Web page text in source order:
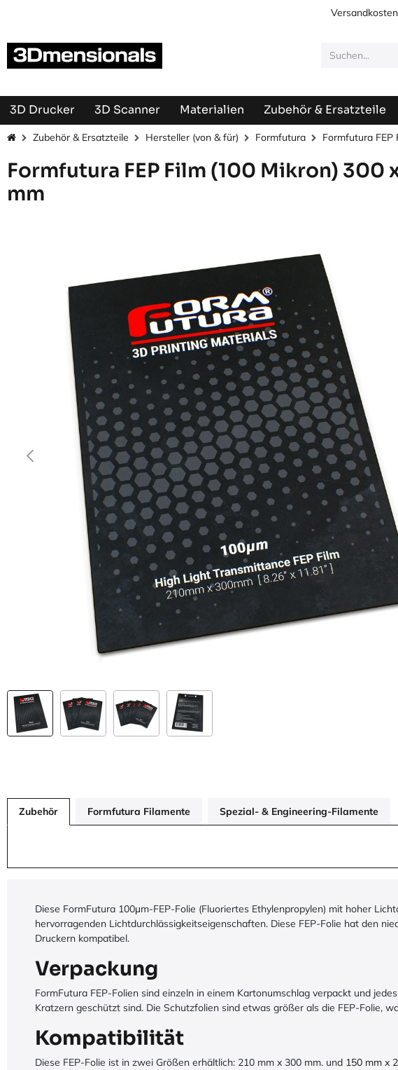
3D Drucker 3D Scanner Materialien Zubehör & Ersatzteile
Zubehör & Ersatzteile Hersteller (von & für) Formfutura Formfutura FEP
Formfutura FEP Film (100 Mikron) 300
mm
Zubehör Formfutura Filamente Spezial- & Engineering-Filamente
Diese FormFutura 100μm-FEP-Folie (Fluoriertes Ethylenpropylen) mit hoher
hervorragenden Lichtdurchlässigkeitseigenschaften. Diese FEP-Folie hat den
Druckern kompatibel.
Verpackung
FormFutura FEP-Folien sind einzeln in einem Kartonumschlag verpackt und
Kratzern geschützt sind. Die Schutzfolien sind etwas größer als die FEP-Folie,
Kompatibilität
Diese FEP-Folie ist in zwei Größen erhältlich: 210 mm x 300 mm. und 150 mm x